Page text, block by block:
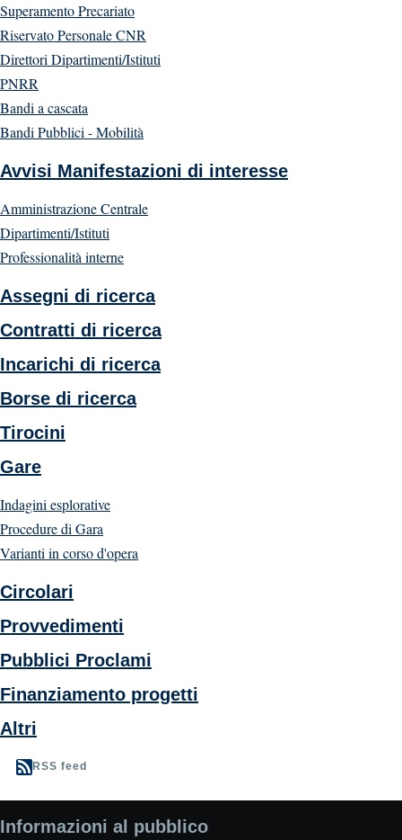
Superamento Precariato
Riservato Personale CNR
Direttori Dipartimenti/Istituti
PNRR
Bandi a cascata
Bandi Pubblici - Mobilità
Avvisi Manifestazioni di interesse
Amministrazione Centrale
Dipartimenti/Istituti
Professionalità interne
Assegni di ricerca
Contratti di ricerca
Incarichi di ricerca
Borse di ricerca
Tirocini
Gare
Indagini esplorative
Procedure di Gara
Varianti in corso d'opera
Circolari
Provvedimenti
Pubblici Proclami
Finanziamento progetti
Altri
RSS feed
Informazioni al pubblico